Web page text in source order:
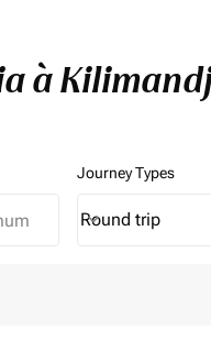
à
Journey Types
Journey Types
Round trip
keyboard_arrow_down